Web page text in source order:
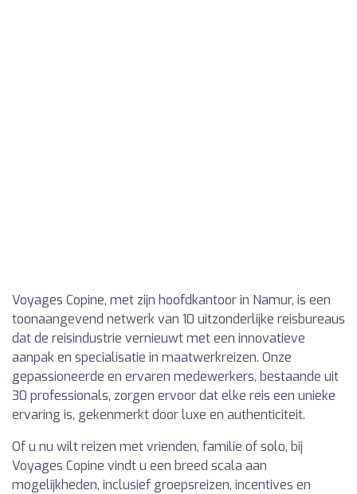
Voyages Copine, met zijn hoofdkantoor in Namur, is een
toonaangevend netwerk van 10 uitzonderlijke reisbureaus
dat de reisindustrie vernieuwt met een innovatieve
aanpak en specialisatie in maatwerkreizen. Onze
gepassioneerde en ervaren medewerkers, bestaande uit
30 professionals, zorgen ervoor dat elke reis een unieke
ervaring is, gekenmerkt door luxe en authenticiteit.
Of u nu wilt reizen met vrienden, familie of solo, bij
Voyages Copine vindt u een breed scala aan
mogelijkheden, inclusief groepsreizen, incentives en